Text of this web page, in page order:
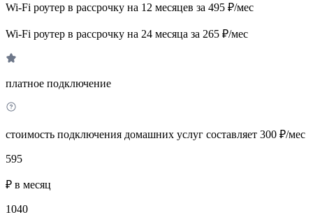
Wi-Fi роутер в рассрочку на 12 месяцев за 495 ₽/мес
Wi-Fi роутер в рассрочку на 24 месяца за 265 ₽/мес
платное подключение
стоимость подключения домашних услуг составляет 300 ₽/мес
595
₽ в месяц
1040